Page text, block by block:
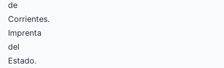
de
Corrientes.
Imprenta
del
Estado.